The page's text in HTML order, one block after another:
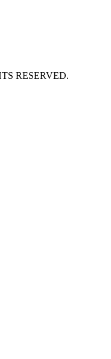
RESERVED.